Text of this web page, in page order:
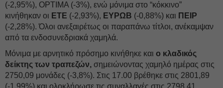
(-2,95%), OPTIMA (-3%), ενώ μόνιμα στο “κόκκινο”
κινήθηκαν οι ΕΤΕ (-2,93%), ΕΥΡΩΒ (-0,88%) και ΠΕΙΡ
(-2,28%). Όλοι ανεξαιρέτως οι παραπάνω τίτλοι, ανέκαμψαν
από τα ενδοσυνεδριακά χαμηλά.
Μόνιμα με αρνητικό πρόσημο κινήθηκε και ο κλαδικός
δείκτης των τραπεζών, σημειώνοντας χαμηλό ημέρας στις
2750,09 μονάδες (-3,8%). Στις 17.00 βρέθηκε στις 2801,89
(-1,99%) και ολοκλήρωσε τις συναλλαγές στις 2798,41